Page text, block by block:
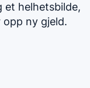
et helhetsbilde,
ny gjeld.